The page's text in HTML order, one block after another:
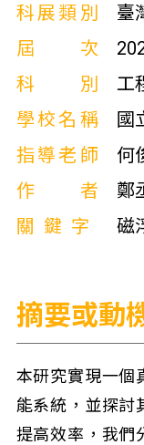
科展類別
臺
屆次
科別
工
學校名稱
國
指導老師
何
作者
鄭
關鍵字
磁
摘要或動
本研究實現一個
能系統，並探討
提高效率，我們